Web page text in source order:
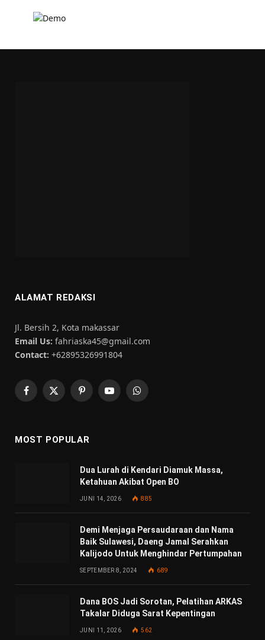
ALAMAT REDAKSI
Jl. Bersih 2, Kota makassar
Email Us: fahriaska45@gmail.com
Contact: +62895326991804
Facebook
X
PinterestYouTubeWhatsApp
MOST POPULAR
Dua Lurah di Kendari Diamuk Massa,
Ketahuan Akibat Open BO
JUNI 14, 2026 885
Demi Menjaga Persaudaraan dan Nama
Baik Sulawesi, Daeng Jamal Serahkan
Kalijodo Untuk Menghindar Pertumpahan
SEPTEMBER 8, 2024 689
Dana BOS Jadi Sorotan, Pelatihan ARKAS
Takalar Diduga Sarat Kepentingan
JUNI 11, 2026 562